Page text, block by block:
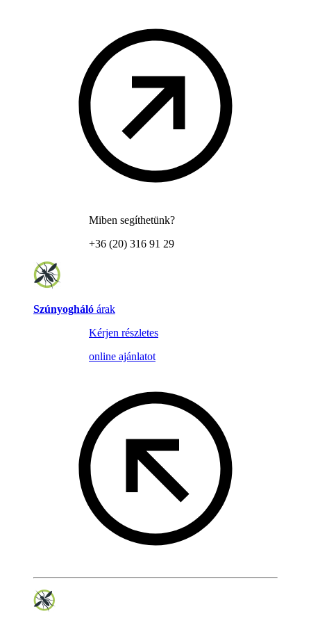
Miben segíthetünk?
+36 (20) 316 91 29
Szúnyogháló árak
Kérjen részletes
online ajánlatot